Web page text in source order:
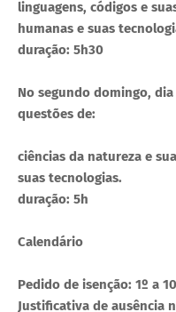
linguagens, códigos e
humanas e suas
duração: 5h30
No segundo domingo,
questões de:
ciências da natureza e
suas tecnologias.
duração: 5h
Calendário
Pedido de isenção: 1º a
Justificativa de ausência